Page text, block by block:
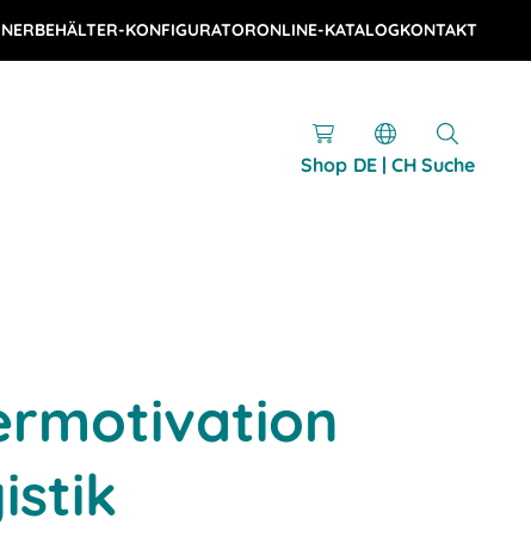
BEHÄLTER-KONFIGURATORONLINE-KATALOGKONTAKT
Shop DE | CH Suche